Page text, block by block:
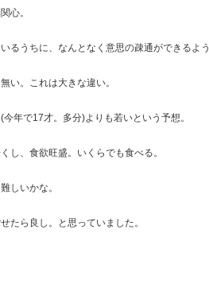
心。
るうちに、なんとなく意思の疎通ができるよ
い。これは大きな違い。
年で17才。多分)よりも若いという予想。
し、食欲旺盛。いくらでも食べる。
しいかな。
たら良し。と思っていました。